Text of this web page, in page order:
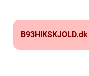
B93HIKSKJOLD.dk